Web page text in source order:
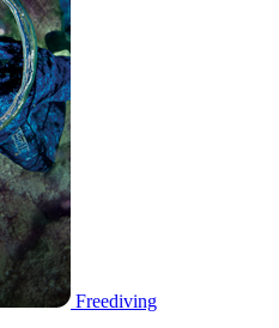
Freediving